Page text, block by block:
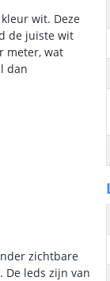
wit. Deze
de juiste wit
meter, wat
dan
zichtbare
leds zijn van